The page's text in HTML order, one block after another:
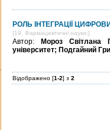
РОЛЬ ІНТЕГРАЦІЇ
[19. Фармацевтичні науки;]
Автор:
Мороз Світлана
університет; Подгайний
Відображено [1-2] з 2